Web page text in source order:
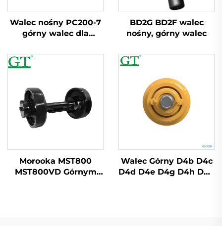
Walec nośny PC200-7
górny walec dla
BD2G BD2F walec
nośny, górny walec
Morooka MST800
MST800VD Górnym
Walec Górny D4b D4c
D4d D4e D4g D4h D4k